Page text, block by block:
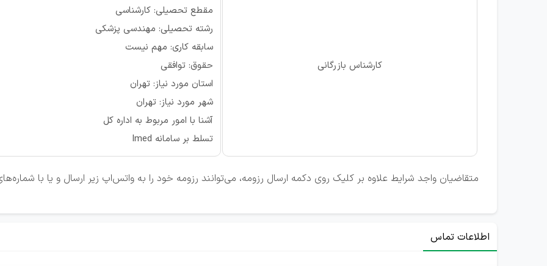
کارشناس بازرگانی
مقطع تحصیلی: کارشناسی
رشته تحصیلی: مهندسی پزشکی
سابقه کاری: مهم نیست
حقوق: توافقی
استان مورد نیاز: تهران
شهر مورد نیاز: تهران
آشنا با امور مربوط به اداره کل
تسلط بر سامانه Imed
متقاضیان واجد شرایط علاوه بر کلیک روی دکمه ارسال رزومه، می‌توانند رزومه خود را به واتس‌اپ زیر ارسال و یا با
اطلاعات تماس